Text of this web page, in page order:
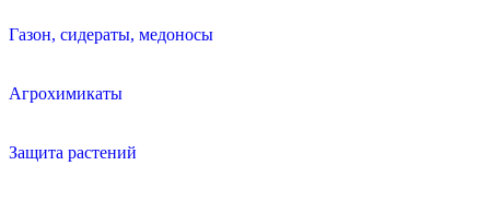
Газон, сидераты, медоносы
Агрохимикаты
Защита растений